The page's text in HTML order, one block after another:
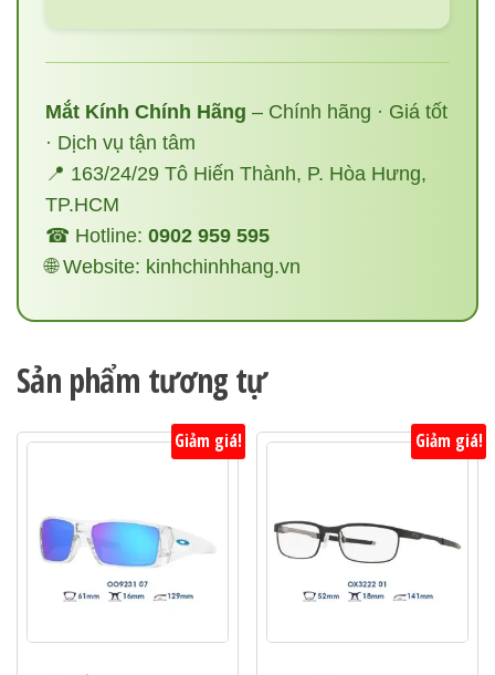
Mắt Kính Chính Hãng – Chính hãng · Giá tốt
· Dịch vụ tận tâm
📍 163/24/29 Tô Hiến Thành, P. Hòa Hưng,
TP.HCM
☎ Hotline: 0902 959 595
🌐 Website: kinhchinhhang.vn
Sản phẩm tương tự
Giảm giá! Giảm giá!